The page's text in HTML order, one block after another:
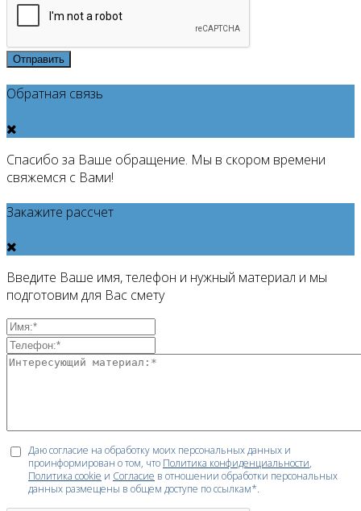
Отправить
Обратная связь
Спасибо за Ваше обращение. Мы в скором времени
свяжемся с Вами!
Закажите рассчет
Введите Ваше имя, телефон и нужный материал и мы
подготовим для Вас смету
Даю согласие на обработку моих персональных данных и
проинформирован о том, что Политика конфиденциальности,
Политика cookie и Согласие в отношении обработки персональных
данных размещены в общем доступе по ссылкам*.